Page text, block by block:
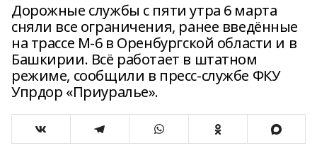
Дорожные службы с пяти утра 6 марта
сняли все ограничения, ранее введённые
на трассе М-6 в Оренбургской области и в
Башкирии. Всё работает в штатном
режиме, сообщили в пресс-службе ФКУ
Упрдор «Приуралье».